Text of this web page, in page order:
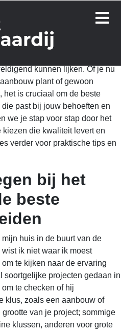
aannemer voor je bouw- of
kunnen lijken. Of je nu
plant of gewoon
het is cruciaal om de beste
past bij jouw behoeften en
we je stap voor stap door het
die kwaliteit levert en
verder voor praktische tips en
bij het
beste
huis in de buurt van de
ik niet waar ik moest
te kijken naar de ervaring
soortgelijke projecten gedaan in
te checken of hij
klus, zoals een aanbouw of
van je project; sommige
klussen, anderen voor grote